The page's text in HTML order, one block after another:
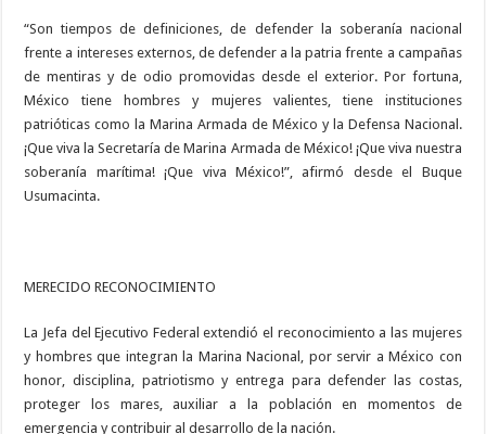
“Son tiempos de definiciones, de defender la soberanía nacional
frente a intereses externos, de defender a la patria frente a campañas
de mentiras y de odio promovidas desde el exterior. Por fortuna,
México tiene hombres y mujeres valientes, tiene instituciones
patrióticas como la Marina Armada de México y la Defensa Nacional.
¡Que viva la Secretaría de Marina Armada de México! ¡Que viva nuestra
soberanía marítima! ¡Que viva México!”, afirmó desde el Buque
Usumacinta.
MERECIDO RECONOCIMIENTO
La Jefa del Ejecutivo Federal extendió el reconocimiento a las mujeres
y hombres que integran la Marina Nacional, por servir a México con
honor, disciplina, patriotismo y entrega para defender las costas,
proteger los mares, auxiliar a la población en momentos de
emergencia y contribuir al desarrollo de la nación.